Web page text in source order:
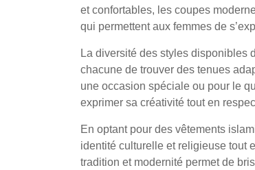
et confortables, les coupes
qui permettent aux femmes de
La diversité des styles disponibles
chacune de trouver des tenues
une occasion spéciale ou pour le
exprimer sa créativité tout en
En optant pour des vêtements
identité culturelle et religieuse tout
tradition et modernité permet de